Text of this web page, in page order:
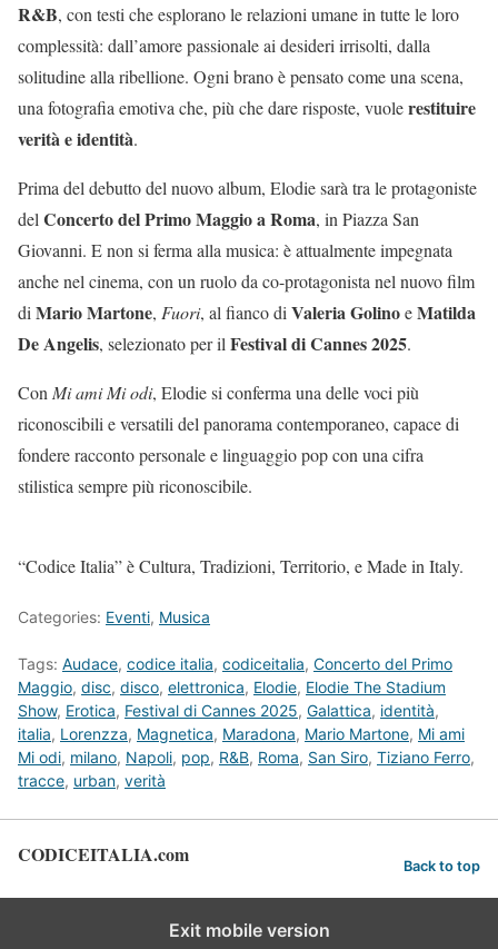
R&B, con testi che esplorano le relazioni umane in tutte le loro
complessità: dall’amore passionale ai desideri irrisolti, dalla
solitudine alla ribellione. Ogni brano è pensato come una scena,
una fotografia emotiva che, più che dare risposte, vuolerestituire
verità e identità.
Prima del debutto del nuovo album, Elodie sarà tra le protagoniste
delConcerto del Primo Maggio a Roma, in Piazza San
Giovanni. E non si ferma alla musica: è attualmente impegnata
anche nel cinema, con un ruolo da co-protagonista nel nuovo film
diMario Martone, Fuori, al fianco diValeria GolinoeMatilda
De Angelis, selezionato per ilFestival di Cannes 2025.
ConMi ami Mi odi, Elodie si conferma una delle voci più
riconoscibili e versatili del panorama contemporaneo, capace di
fondere racconto personale e linguaggio pop con una cifra
stilistica sempre più riconoscibile.
“Codice Italia” è Cultura, Tradizioni, Territorio, e Made in Italy.
Categories: Eventi, Musica
Tags: Audace, codice italia, codiceitalia, Concerto del Primo
Maggio, disc, disco, elettronica, Elodie, Elodie The Stadium
Show, Erotica, Festival di Cannes 2025, Galattica, identità,
italia, Lorenzza, Magnetica, Maradona, Mario Martone, Mi ami
Mi odi, milano, Napoli, pop, R&B, Roma, San Siro, Tiziano Ferro,
tracce, urban, verità
CODICEITALIA.com Back to top
Exit mobile version